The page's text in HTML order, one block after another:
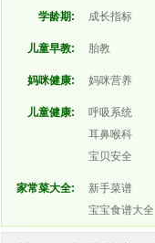
学龄期: 成长指标
儿童早教: 胎教
妈咪健康: 妈咪营养
儿童健康: 呼吸系统
耳鼻喉科
宝贝安全
家常菜大全: 新手菜谱
宝宝食谱大全